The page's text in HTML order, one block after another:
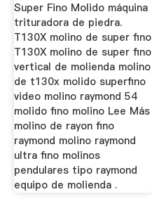
Super Fino Molido máquina
trituradora de piedra.
T130X molino de super fino
T130X molino de super fino
vertical de molienda molino
de t130x molido superfino
video molino raymond 54
molido fino molino Lee Más
molino de rayon fino
raymond molino raymond
ultra fino molinos
pendulares tipo raymond
equipo de molienda .